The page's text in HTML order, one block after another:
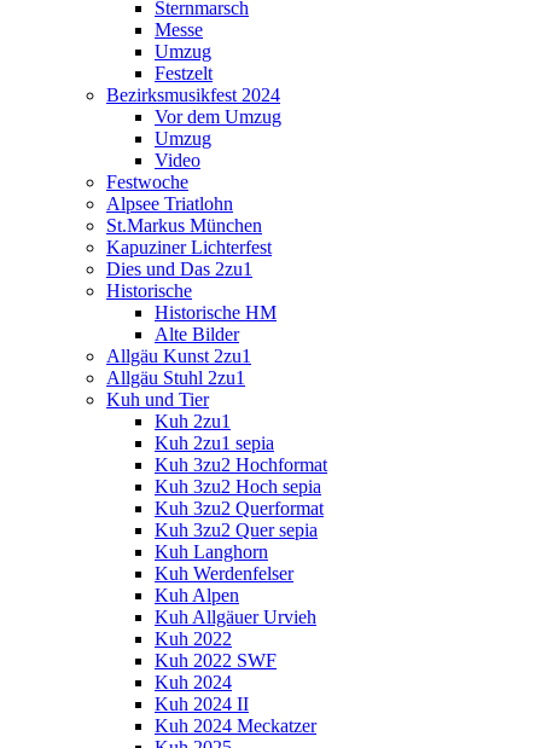
Sternmarsch
Messe
Umzug
Festzelt
Bezirksmusikfest 2024
Vor dem Umzug
Umzug
Video
Festwoche
Alpsee Triatlohn
St.Markus München
Kapuziner Lichterfest
Dies und Das 2zu1
Historische
Historische HM
Alte Bilder
Allgäu Kunst 2zu1
Allgäu Stuhl 2zu1
Kuh und Tier
Kuh 2zu1
Kuh 2zu1 sepia
Kuh 3zu2 Hochformat
Kuh 3zu2 Hoch sepia
Kuh 3zu2 Querformat
Kuh 3zu2 Quer sepia
Kuh Langhorn
Kuh Werdenfelser
Kuh Alpen
Kuh Allgäuer Urvieh
Kuh 2022
Kuh 2022 SWF
Kuh 2024
Kuh 2024 II
Kuh 2024 Meckatzer